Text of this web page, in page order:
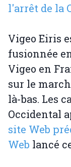
l'arrêt de la
Vigeo Eiris
fusionnée
Vigeo en
sur le
là-bas. Les
Occidental
site Web
Web lancé